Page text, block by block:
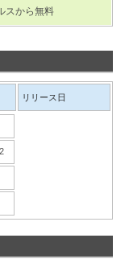
スから無料
リリース日